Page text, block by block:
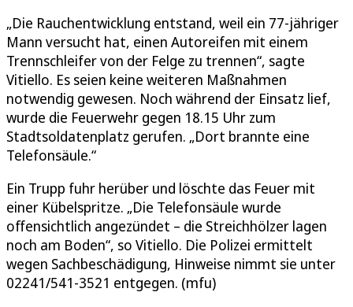
„Die Rauchentwicklung entstand, weil ein 77-jähriger
Mann versucht hat, einen Autoreifen mit einem
Trennschleifer von der Felge zu trennen“, sagte
Vitiello. Es seien keine weiteren Maßnahmen
notwendig gewesen. Noch während der Einsatz lief,
wurde die Feuerwehr gegen 18.15 Uhr zum
Stadtsoldatenplatz gerufen. „Dort brannte eine
Telefonsäule.“
Ein Trupp fuhr herüber und löschte das Feuer mit
einer Kübelspritze. „Die Telefonsäule wurde
offensichtlich angezündet – die Streichhölzer lagen
noch am Boden“, so Vitiello. Die Polizei ermittelt
wegen Sachbeschädigung, Hinweise nimmt sie unter
02241/541-3521 entgegen. (mfu)